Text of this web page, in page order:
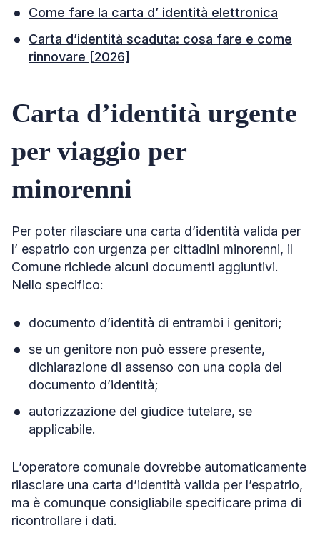
Come fare la carta d’ identità elettronica
Carta d’identità scaduta: cosa fare e come
rinnovare [2026]
Carta d’identità urgente
per viaggio per
minorenni
Per poter rilasciare una carta d’identità valida per
l’ espatrio con urgenza per cittadini minorenni, il
Comune richiede alcuni documenti aggiuntivi.
Nello specifico:
documento d’identità di entrambi i genitori;
se un genitore non può essere presente,
dichiarazione di assenso con una copia del
documento d’identità;
autorizzazione del giudice tutelare, se
applicabile.
L’operatore comunale dovrebbe automaticamente
rilasciare una carta d’identità valida per l’espatrio,
ma è comunque consigliabile specificare prima di
ricontrollare i dati.